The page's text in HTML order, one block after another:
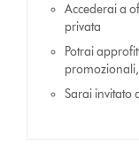
Accederai a
privata
Potrai
Sarai invitato